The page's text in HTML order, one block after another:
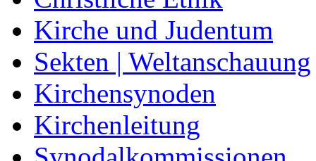
Kirche und Judentum
Sekten | Weltanschauung
Kirchensynoden
Kirchenleitung